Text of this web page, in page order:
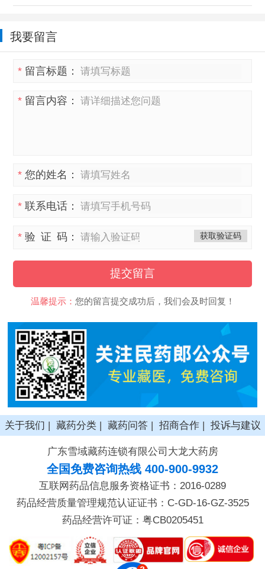
我要留言
* 留言标题：
* 留言内容：
* 您的姓名：
* 联系电话：
* 验 证 码： 获取验证码
提交留言
温馨提示： 您的留言提交成功后，我们会及时回复！
关于我们 | 藏药分类| 藏药问答| 招商合作| 投诉与建议
广东雪域藏药连锁有限公司大龙大药房
全国免费咨询热线 400-900-9932
互联网药品信息服务资格证书：2016-0289
药品经营质量管理规范认证证书：C-GD-16-GZ-3525
药品经营许可证：粤CB0205451